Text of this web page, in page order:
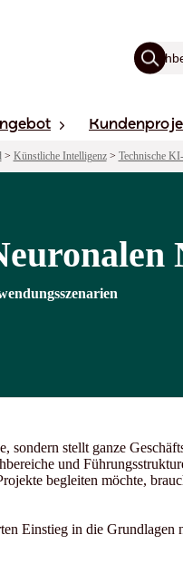
> Künstliche Intelligenz> Technische
sondern stellt ganze
und
begleiten möchte,
Einstieg in die Grundlagen